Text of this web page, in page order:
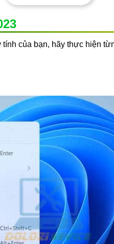
tính của bạn, hãy thực hiện